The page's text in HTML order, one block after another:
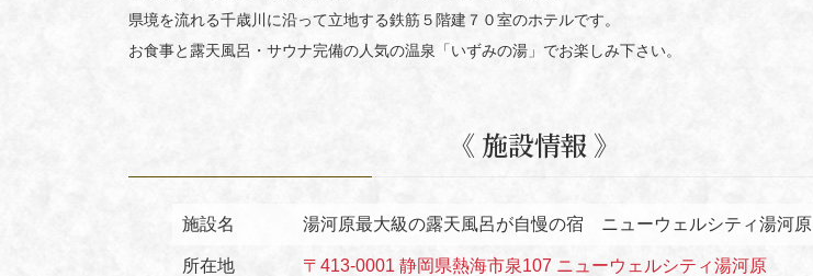
県境を流れる千歳川に沿って立地する鉄筋５階建７０室のホテルです。
お食事と露天風呂・サウナ完備の人気の温泉「いずみの湯」でお楽しみ下さい。
《 施設情報 》
施設名 湯河原最大級の露天風呂が自慢の宿 ニューウェルシティ湯河原
所在地 〒413-0001 静岡県熱海市泉107 ニューウェルシティ湯河原